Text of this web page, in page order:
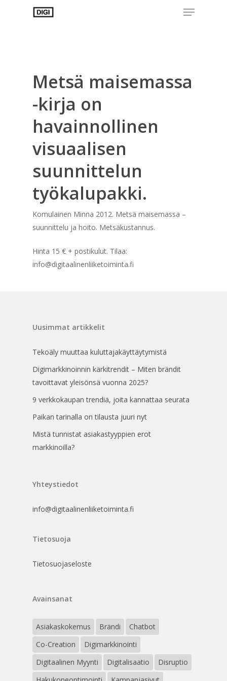
Menu
Metsä maisemassa
-kirja on
havainnollinen
visuaalisen
suunnittelun
työkalupakki.
Komulainen Minna 2012. Metsä maisemassa –
suunnittelu ja hoito. Metsäkustannus.
Hinta 15 € + postikulut. Tilaa:
info@digitaalinenliiketoiminta.fi
Uusimmat artikkelit
Tekoäly muuttaa kuluttajakäyttäytymistä
Digimarkkinoinnin kärkitrendit – Miten brändit
tavoittavat yleisönsä vuonna 2025?
9 verkkokaupan trendiä, joita kannattaa seurata
Paikan tarinalla on tilausta juuri nyt
Mistä tunnistat asiakastyyppien erot
markkinoilla?
Yhteystiedot
info@digitaalinenliiketoiminta.fi
Tietosuoja
Tietosuojaseloste
Avainsanat
Asiakaskokemus Brändi
Chatbot
Co-Creation
Digimarkkinointi
Digitaalinen Myynti
Digitalisaatio
Disruptio